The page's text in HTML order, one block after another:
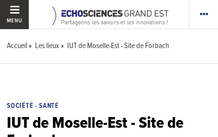
MENU
Accueil Les lieux IUT de Moselle-Est - Site de Forbach
SOCIÉTÉ - SANTÉ
IUT de Moselle-Est - Site de